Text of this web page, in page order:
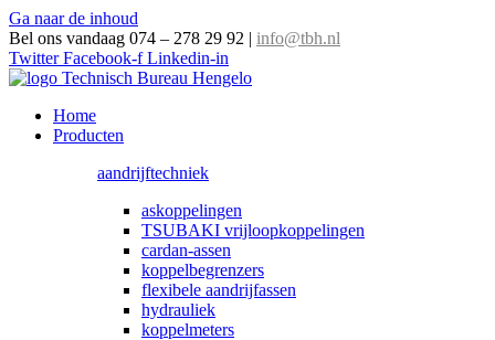
Ga naar de inhoud
Bel ons vandaag 074 – 278 29 92 | info@tbh.nl
Twitter Facebook-f Linkedin-in
Home
Producten
aandrijftechniek
askoppelingen
TSUBAKI vrijloopkoppelingen
cardan-assen
koppelbegrenzers
flexibele aandrijfassen
hydrauliek
koppelmeters